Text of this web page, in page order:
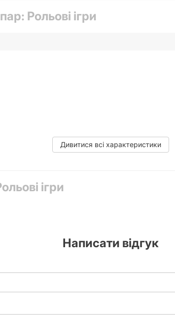
Рольові ігри
Дивитися всі характеристики
ігри
Написати відгук